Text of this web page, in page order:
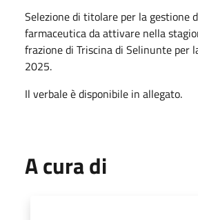
Selezione di titolare per la gestione
farmaceutica da attivare nella
frazione di Triscina di Selinunte per
2025.
Il verbale è disponibile in allegato.
A cura di